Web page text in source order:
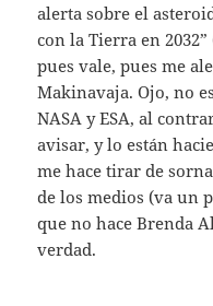
alerta sobre el
con la Tierra en
pues vale, pues me
Makinavaja. Ojo, no
NASA y ESA, al
avisar, y lo están
me hace tirar de
de los medios (va un
que no hace Brenda
verdad.